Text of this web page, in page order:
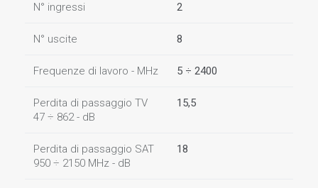
N° ingressi 2
N° uscite 8
Frequenze di lavoro - MHz 5 ÷ 2400
Perdita di passaggio TV
47 ÷ 862 - dB
15,5
Perdita di passaggio SAT
950 ÷ 2150 MHz - dB
18